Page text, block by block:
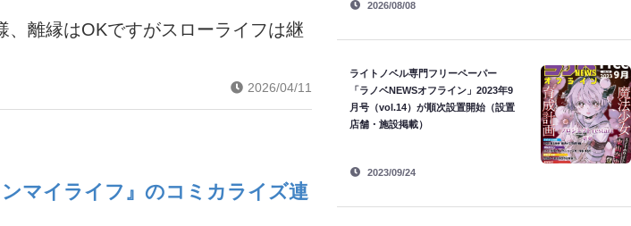
、離縁はOKですがスローライフは継
2026/04/11
マイライフ』のコミカライズ連
2026/08/08
ライトノベル専門フリーペーパー
「ラノベNEWSオフライン」2023年9
月号（vol.14）が順次設置開始（設置
店舗・施設掲載）
2023/09/24